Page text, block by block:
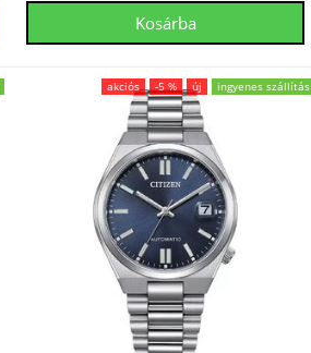
akciós -5 % új ingyenes szállítás